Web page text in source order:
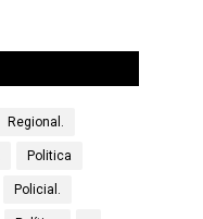
Regional.
Politica
Policial.